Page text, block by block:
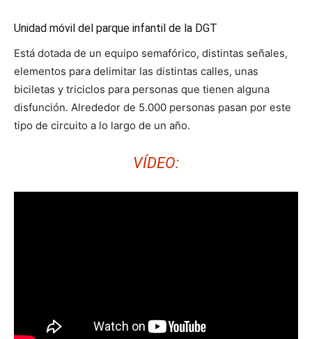
Unidad móvil del parque infantil de la DGT
Está dotada de un equipo semafórico, distintas señales,
elementos para delimitar las distintas calles, unas
biciletas y triciclos para personas que tienen alguna
disfunción. Alrededor de 5.000 personas pasan por este
tipo de circuito a lo largo de un año.
VÍDEO: